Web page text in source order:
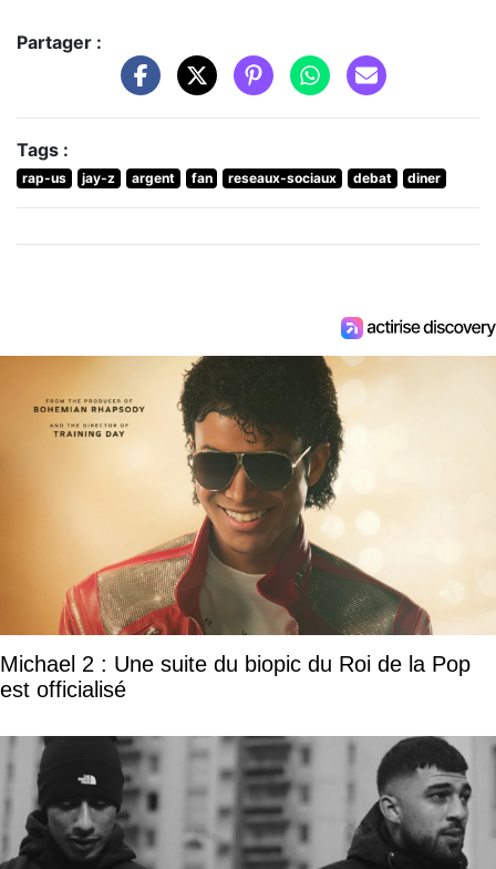
Partager :
Tags :
rap-us jay-z argent fan reseaux-sociaux debat diner
Michael 2 : Une suite du biopic du Roi de la Pop
est officialisé